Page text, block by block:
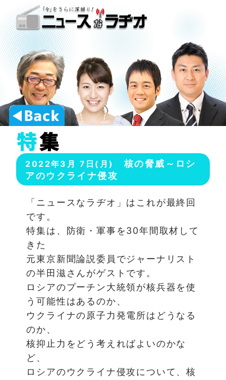
2022年3月 7日(月)
核の脅威～ロシ
アのウクライナ侵攻
「ニュースなラヂオ」はこれが最終回
です。
特集は、防衛・軍事を30年間取材して
きた
元東京新聞論説委員でジャーナリスト
の半田滋さんがゲストです。
ロシアのプーチン大統領が核兵器を使
う可能性はあるのか、
ウクライナの原子力発電所はどうなる
のか、
核抑止力をどう考えればよいのかな
ど、
ロシアのウクライナ侵攻について、核